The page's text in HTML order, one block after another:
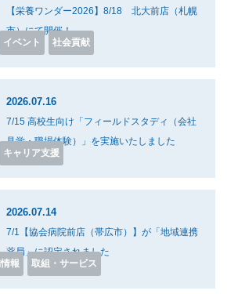
【栄養ワンダー2026】8/18 北大前店（札幌
市）にて開催！
イベント 社会貢献
2026.07.16
7/15 高校生向け「フィールドスタディ（会社
見学・職場体験）」を実施いたしました
キャリア支援
2026.07.14
7/1【協会病院前店（帯広市）】が「地域連携
薬局」に認定されました
報 取組・サービス